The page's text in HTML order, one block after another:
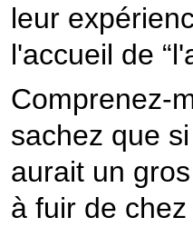
leur
l'accueil de
Comprenez-
sachez que
aurait un
à fuir de